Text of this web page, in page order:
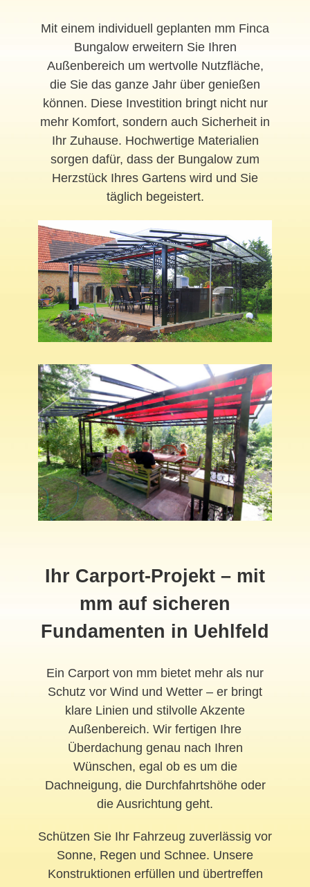
Mit einem individuell geplanten mm Finca
Bungalow erweitern Sie Ihren
Außenbereich um wertvolle Nutzfläche,
die Sie das ganze Jahr über genießen
können. Diese Investition bringt nicht nur
mehr Komfort, sondern auch Sicherheit in
Ihr Zuhause. Hochwertige Materialien
sorgen dafür, dass der Bungalow zum
Herzstück Ihres Gartens wird und Sie
täglich begeistert.
Ihr Carport-Projekt – mit
mm auf sicheren
Fundamenten in Uehlfeld
Ein Carport von mm bietet mehr als nur
Schutz vor Wind und Wetter – er bringt
klare Linien und stilvolle Akzente
Außenbereich. Wir fertigen Ihre
Überdachung genau nach Ihren
Wünschen, egal ob es um die
Dachneigung, die Durchfahrtshöhe oder
die Ausrichtung geht.
Schützen Sie Ihr Fahrzeug zuverlässig vor
Sonne, Regen und Schnee. Unsere
Konstruktionen erfüllen und übertreffen